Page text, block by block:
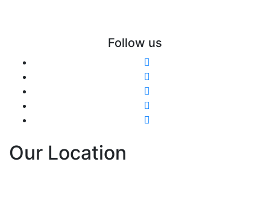
Follow us
Our Location